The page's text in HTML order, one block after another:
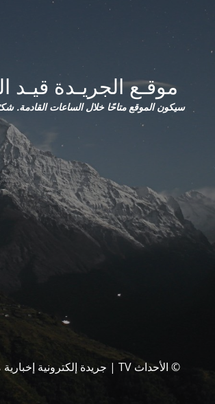
موقـع الجريـدة قيـد
سيكون الموقع متاحًا خلال الساعات القادمة.
© الأحداث TV | جريدة إلكترونية إخبارية مغربية 2026